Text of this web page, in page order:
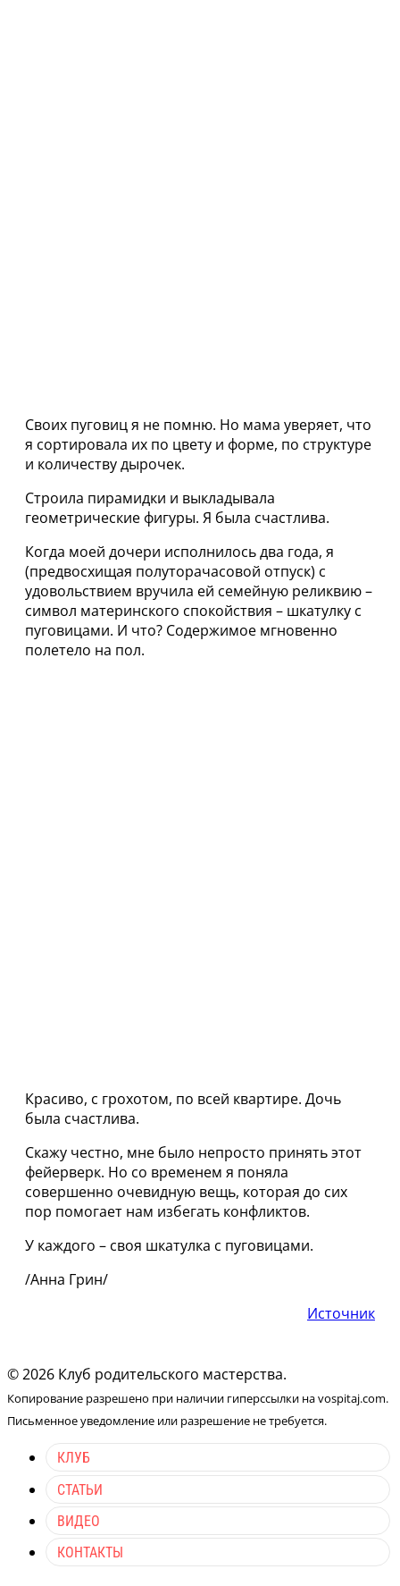
Своих пуговиц я не помню. Но мама уверяет, что
я сортировала их по цвету и форме, по структуре
и количеству дырочек.
Строила пирамидки и выкладывала
геометрические фигуры. Я была счастлива.
Когда моей дочери исполнилось два года, я
(предвосхищая полуторачасовой отпуск) с
удовольствием вручила ей семейную реликвию –
символ материнского спокойствия – шкатулку с
пуговицами. И что? Содержимое мгновенно
полетело на пол.
Красиво, с грохотом, по всей квартире. Дочь
была счастлива.
Скажу честно, мне было непросто принять этот
фейерверк. Но со временем я поняла
совершенно очевидную вещь, которая до сих
пор помогает нам избегать конфликтов.
У каждого – своя шкатулка с пуговицами.
/Анна Грин/
Источник
© 2026 Клуб родительского мастерства.
Копирование разрешено при наличии гиперссылки на vospitaj.com.
Письменное уведомление или разрешение не требуется.
КЛУБ
СТАТЬИ
ВИДЕО
КОНТАКТЫ